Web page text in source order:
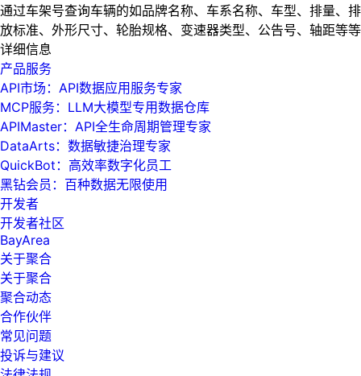
通过车架号查询车辆的如品牌名称、车系名称、车型、排量、排
放标准、外形尺寸、轮胎规格、变速器类型、公告号、轴距等等
详细信息
产品服务
API市场：API数据应用服务专家
MCP服务：LLM大模型专用数据仓库
APIMaster：API全生命周期管理专家
DataArts：数据敏捷治理专家
QuickBot：高效率数字化员工
黑钻会员：百种数据无限使用
开发者
开发者社区
BayArea
关于聚合
关于聚合
聚合动态
合作伙伴
常见问题
投诉与建议